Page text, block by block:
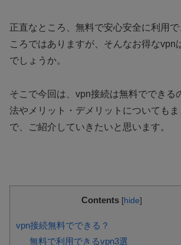
正直なところ、無料で安心安全に利用
ころではありますが、そんなお得なvpn
でしょうか。
そこで今回は、vpn接続は無料でできる
法やメリット・デメリットについても
で、ご紹介していきたいと思います。
Contents [hide]
vpn接続無料でできる？
無料で利用できるvpn3選